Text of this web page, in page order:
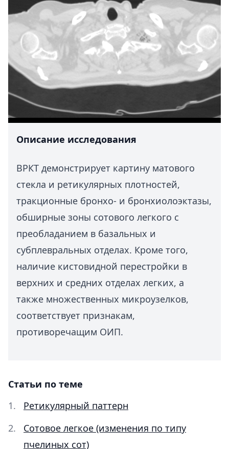
Описание исследования
ВРКТ демонстрирует картину матового
стекла и ретикулярных плотностей,
тракционные бронхо- и бронхиолоэктазы,
обширные зоны сотового легкого с
преобладанием в базальных и
субплевральных отделах. Кроме того,
наличие кистовидной перестройки в
верхних и средних отделах легких, а
также множественных микроузелков,
соответствует признакам,
противоречащим ОИП.
Статьи по теме
Ретикулярный паттерн
Сотовое легкое (изменения по типу
пчелиных сот)